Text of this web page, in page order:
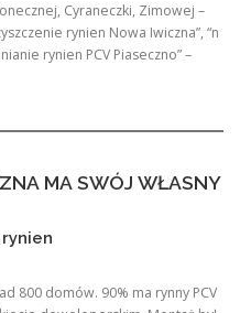
Cyraneczki, Zimowej –
rynien Nowa Iwiczna”, “n
rynien PCV Piaseczno” –
MA SWÓJ WŁASNY
800 domów. 90% ma rynny PCV